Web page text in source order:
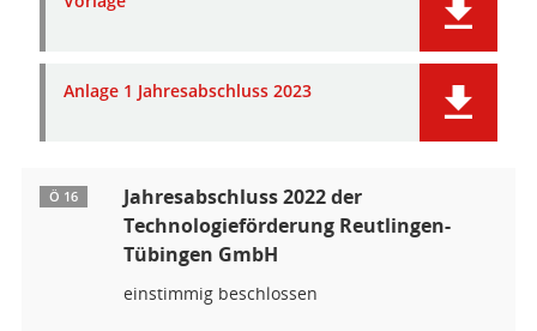
Anlage 1 Jahresabschluss 2023
Ö 16
Jahresabschluss 2022 der
Technologieförderung Reutlingen-
Tübingen GmbH
einstimmig beschlossen